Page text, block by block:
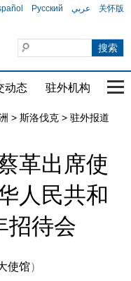
Русский عربي 关怀版
动态 驻外机构 国
> 斯洛伐克 > 驻外报道
革出席使
人民共和
招待会
使馆）